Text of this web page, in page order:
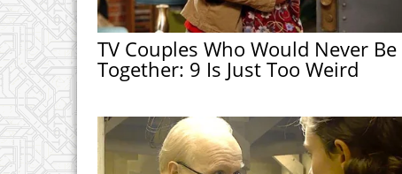
TV Couples Who Would Never Be
Together: 9 Is Just Too Weird